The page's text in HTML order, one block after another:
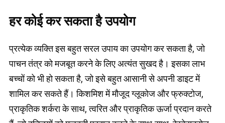
हर कोई कर सकता है उपयोग
प्रत्येक व्यक्ति इस बहुत सरल उपाय का उपयोग कर सकता है, जो
पाचन तंत्र को मजबूत करने के लिए अत्यंत सुखद है। इसका लाभ
बच्चों को भी हो सकता है, जो इसे बहुत आसानी से अपनी डाइट में
शामिल कर सकते हैं। किशमिश में मौजूद ग्लूकोज और फ्रुक्टोज,
प्राकृतिक शर्करा के साथ, त्वरित और प्राकृतिक ऊर्जा प्रदान करते